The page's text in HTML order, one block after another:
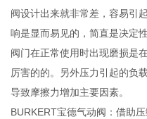
阀设计出来就非常差，容易引
响是显而易见的，简直是决定
阀门在正常使用时出现磨损是
厉害的的。另外压力引起的负
导致摩擦力增加主要因素。
BURKERT宝德气动阀：借助